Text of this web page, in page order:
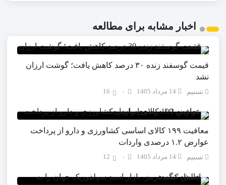
اخبار مشابه برای مطالعه
قیمت گوسفند زنده ۳۰ درصد کاهش یافت؛ گوشت ارزان
نشد
تسنیم 14 مرداد 1405 16
معافیت ۱۹۹ کالای اساسی کشاورزی و دارو از پرداخت
عوارض ۱.۲ درصدی واردات
تسنیم 14 مرداد 1405 12